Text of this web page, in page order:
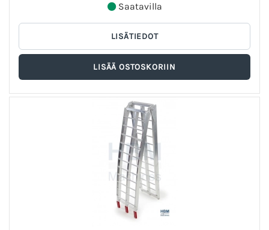
Saatavilla